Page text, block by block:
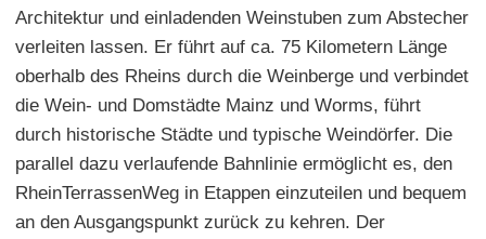
Architektur und einladenden Weinstuben zum Abstecher
verleiten lassen. Er führt auf ca. 75 Kilometern Länge
oberhalb des Rheins durch die Weinberge und verbindet
die Wein- und Domstädte Mainz und Worms, führt
durch historische Städte und typische Weindörfer. Die
parallel dazu verlaufende Bahnlinie ermöglicht es, den
RheinTerrassenWeg in Etappen einzuteilen und bequem
an den Ausgangspunkt zurück zu kehren. Der